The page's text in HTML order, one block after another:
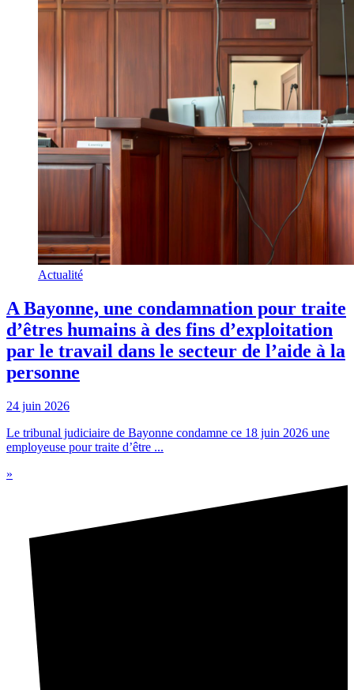
Actualité
A Bayonne, une condamnation pour traite
d’êtres humains à des fins d’exploitation
par le travail dans le secteur de l’aide à la
personne
24 juin 2026
Le tribunal judiciaire de Bayonne condamne ce 18 juin 2026 une
employeuse pour traite d’être ...
»